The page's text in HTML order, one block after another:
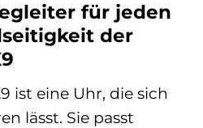
für jeden
der
ist eine Uhr, die sich
lässt. Sie passt